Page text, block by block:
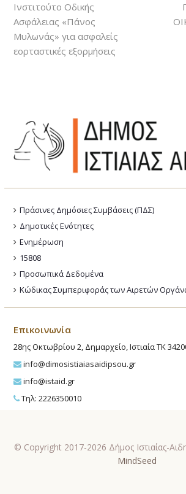
Ινστιτούτο Οδικής
Ασφάλειας «Πάνος
Μυλωνάς» για ασφαλείς
εορταστικές εξορμήσεις
Πράσινες Δημόσιες Συμβάσεις (ΠΔΣ)
Δημοτικές Ενότητες
Ενημέρωση
15808
Προσωπικά Δεδομένα
Κώδικας Συμπεριφοράς των Αιρετών
Επικοινωνία
28ης Οκτωβρίου 2, Δημαρχείο, Ιστιαία ΤΚ
info@dimosistiaiasaidipsou.gr
info@istaid.gr
Τηλ: 2226350010
© Copyright 2017-2026 Δήμος Ιστιαίας-
MindSeed